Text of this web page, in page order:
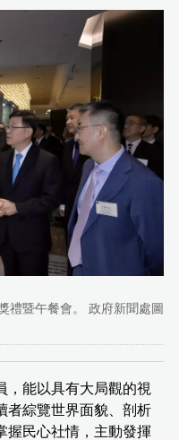
禮暨午餐會。 政府新聞處圖
，能以具有大局觀的視
者綜覽世界面貌、剖析
握民心社情，主動發揮